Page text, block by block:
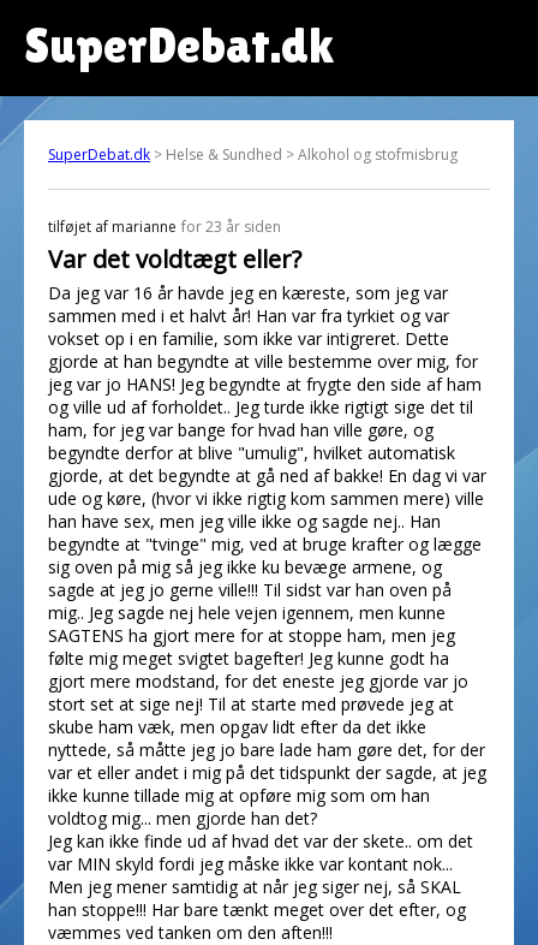
SuperDebat.dk
SuperDebat.dk > Helse & Sundhed > Alkohol og stofmisbrug
tilføjet af marianne for 23 år siden
Var det voldtægt eller?
Da jeg var 16 år havde jeg en kæreste, som jeg var
sammen med i et halvt år! Han var fra tyrkiet og var
vokset op i en familie, som ikke var intigreret. Dette
gjorde at han begyndte at ville bestemme over mig, for
jeg var jo HANS! Jeg begyndte at frygte den side af ham
og ville ud af forholdet.. Jeg turde ikke rigtigt sige det til
ham, for jeg var bange for hvad han ville gøre, og
begyndte derfor at blive "umulig", hvilket automatisk
gjorde, at det begyndte at gå ned af bakke! En dag vi var
ude og køre, (hvor vi ikke rigtig kom sammen mere) ville
han have sex, men jeg ville ikke og sagde nej.. Han
begyndte at "tvinge" mig, ved at bruge krafter og lægge
sig oven på mig så jeg ikke ku bevæge armene, og
sagde at jeg jo gerne ville!!! Til sidst var han oven på
mig.. Jeg sagde nej hele vejen igennem, men kunne
SAGTENS ha gjort mere for at stoppe ham, men jeg
følte mig meget svigtet bagefter! Jeg kunne godt ha
gjort mere modstand, for det eneste jeg gjorde var jo
stort set at sige nej! Til at starte med prøvede jeg at
skube ham væk, men opgav lidt efter da det ikke
nyttede, så måtte jeg jo bare lade ham gøre det, for der
var et eller andet i mig på det tidspunkt der sagde, at jeg
ikke kunne tillade mig at opføre mig som om han
voldtog mig... men gjorde han det?
Jeg kan ikke finde ud af hvad det var der skete.. om det
var MIN skyld fordi jeg måske ikke var kontant nok...
Men jeg mener samtidig at når jeg siger nej, så SKAL
han stoppe!!! Har bare tænkt meget over det efter, og
væmmes ved tanken om den aften!!!